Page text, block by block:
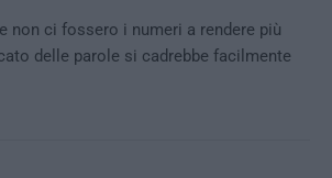
non ci fossero i numeri a rendere più
delle parole si cadrebbe facilmente